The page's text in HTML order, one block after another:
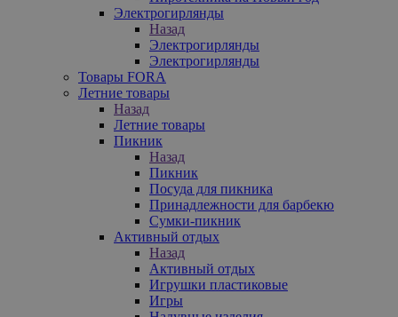
Электрогирлянды
Назад
Электрогирлянды
Электрогирлянды
Товары FORA
Летние товары
Назад
Летние товары
Пикник
Назад
Пикник
Посуда для пикника
Принадлежности для барбекю
Сумки-пикник
Активный отдых
Назад
Активный отдых
Игрушки пластиковые
Игры